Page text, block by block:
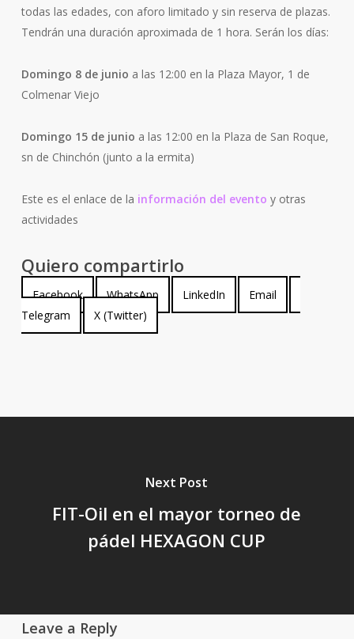
todas las edades, con aforo limitado y sin reserva de plazas.
Tendrán una duración aproximada de 1 hora. Serán los días:
Domingo 8 de junio a las 12:00 en la Plaza Mayor, 1 de
Colmenar Viejo
Domingo 15 de junio a las 12:00 en la Plaza de San Roque,
sn de Chinchón (junto a la ermita)
Este es el enlace de la información del evento y otras
actividades
Quiero compartirlo
Compartir
en
Facebook
Compartir
en
WhatsApp
Compartir
en
LinkedIn
Compartir
en
Email
en
Telegram
Compartir
en
X (Twitter)
Next Post
FIT-Oil en el mayor torneo de
pádel HEXAGON CUP
Leave a Reply